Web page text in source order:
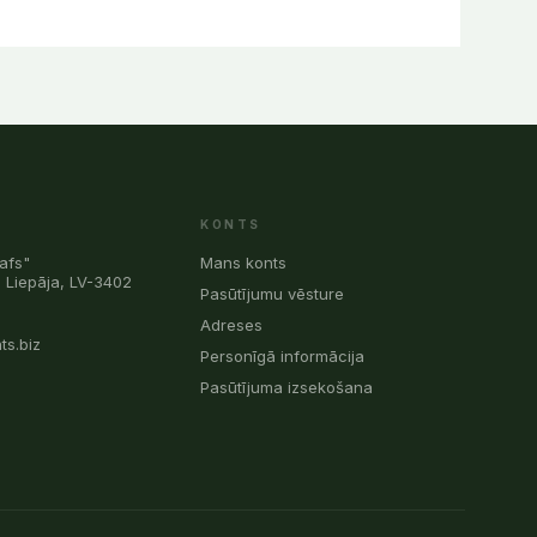
Liepāja, LV-3402
KONTS
Mans konts
Pasūtījumu vēsture
Adreses
Personīgā informācija
Pasūtījuma izsekošana